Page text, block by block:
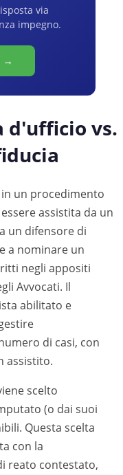
via
impegno.
→
d'ufficio vs.
un procedimento
assistita da un
un difensore di
a nominare un
negli appositi
Avvocati. Il
abilitato e
di casi, con
assistito.
scelto
(o dai suoi
Questa scelta
con la
reato contestato,